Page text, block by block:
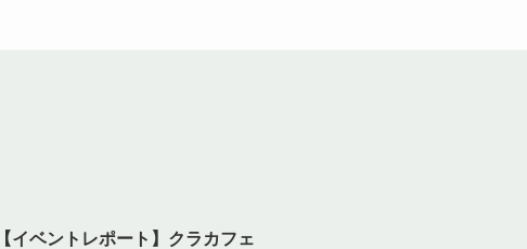
【イベントレポート】クラカフェ